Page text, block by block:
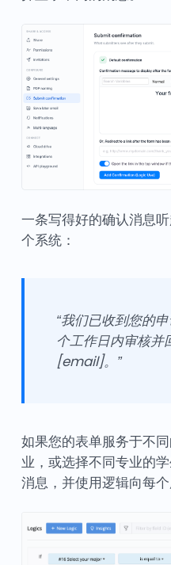
一条写得好的确认消息
个系统：
“我们已收到您的
个工作日内审核并
[email]。”
如果您的表单服务于不
业，或选择不同专业的
消息，并使用逻辑向每